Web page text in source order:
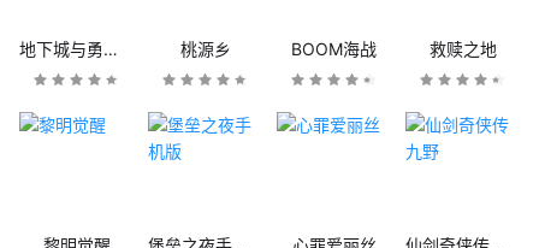
地下城与勇士M 桃源乡 BOOM海战 救赎之地